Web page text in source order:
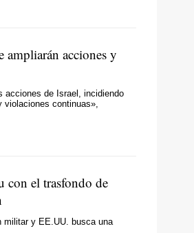
ampliarán acciones y
acciones de Israel, incidiendo
violaciones continuas»,
con el trasfondo de
militar y EE.UU. busca una